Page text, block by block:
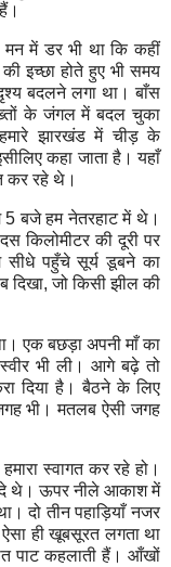
में डर भी था कि‍ कहीं
इच्‍छा होते हुए भी समय
बदलने लगा था। बाँस
के जंगल में बदल चुका
झारखंड में चीड़ के
कहा जाता है। यहाँ
कर रहे थे।
बजे हम नेतरहाट में थे।
कि‍लोमीटर की दूरी पर
पहुँचे सूर्य डूबने का
दि‍खा,जो कि‍सी झील की
एक बछड़ा अपनी माँ का
भी ली। आगे बढ़े तो
दि‍या है। बैठने के लि‍ए
भी। मतलब ऐसी जगह
स्‍वागत कर रहे हो।
थे। ऊपर नीले आकाश में
दो तीन पहाड़ि‍याँ नजर
ही खूबसूरत लगता था
पाट कहलाती हैं। आँखों